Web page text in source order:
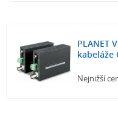
PLANET
kabeláže
Nejnižší